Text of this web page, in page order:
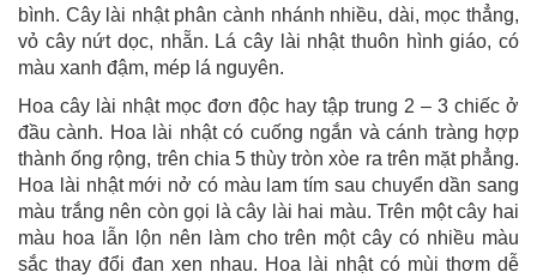
bình. Cây lài nhật phân cành nhánh nhiều, dài, mọc thẳng,
vỏ cây nứt dọc, nhẵn. Lá cây lài nhật thuôn hình giáo, có
màu xanh đậm, mép lá nguyên.
Hoa cây lài nhật mọc đơn độc hay tập trung 2 – 3 chiếc ở
đầu cành. Hoa lài nhật có cuống ngắn và cánh tràng hợp
thành ống rộng, trên chia 5 thùy tròn xòe ra trên mặt phẳng.
Hoa lài nhật mới nở có màu lam tím sau chuyển dần sang
màu trắng nên còn gọi là cây lài hai màu. Trên một cây hai
màu hoa lẫn lộn nên làm cho trên một cây có nhiều màu
sắc thay đổi đan xen nhau. Hoa lài nhật có mùi thơm dễ